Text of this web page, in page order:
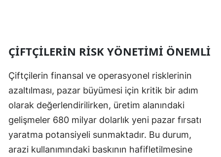
ÇIFTÇILERIN RISK YÖNETIMI ÖNEMLI
Çiftçilerin finansal ve operasyonel risklerinin
azaltılması, pazar büyümesi için kritik bir adım
olarak değerlendirilirken, üretim alanındaki
gelişmeler 680 milyar dolarlık yeni pazar fırsatı
yaratma potansiyeli sunmaktadır. Bu durum,
arazi kullanımındaki baskının hafifletilmesine